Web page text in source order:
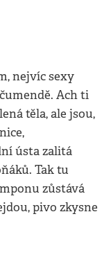
nejvíc sexy
Ach ti
těla, ale jsou,
ústa zalitá
Tak tu
zůstává
pivo zkysne